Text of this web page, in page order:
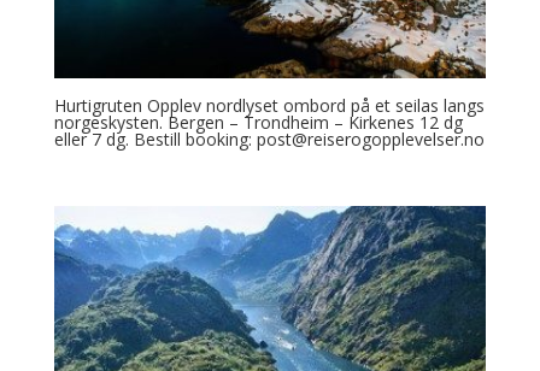
Hurtigruten Opplev nordlyset ombord på et seilas langs
norgeskysten. Bergen – Trondheim – Kirkenes 12 dg
eller 7 dg. Bestill booking: post@reiserogopplevelser.no